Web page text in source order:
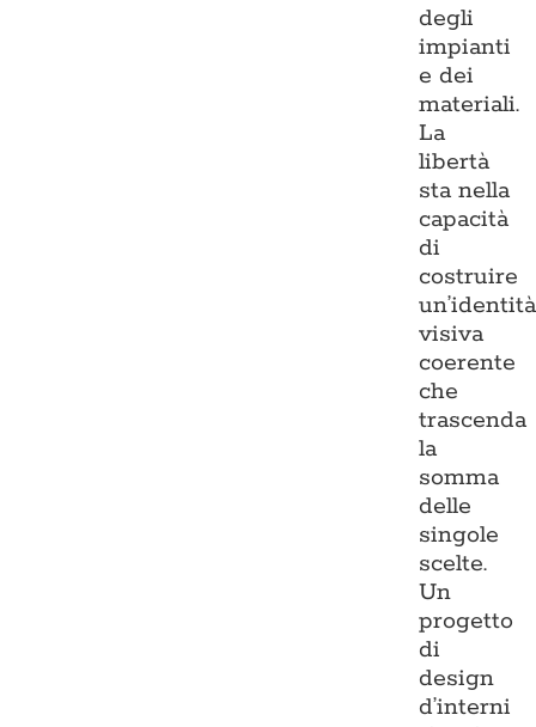
degli
impianti
e dei
materiali.
La
libertà
sta nella
capacità
di
costruire
un’identità
visiva
coerente
che
trascenda
la
somma
delle
singole
scelte.
Un
progetto
di
design
d’interni